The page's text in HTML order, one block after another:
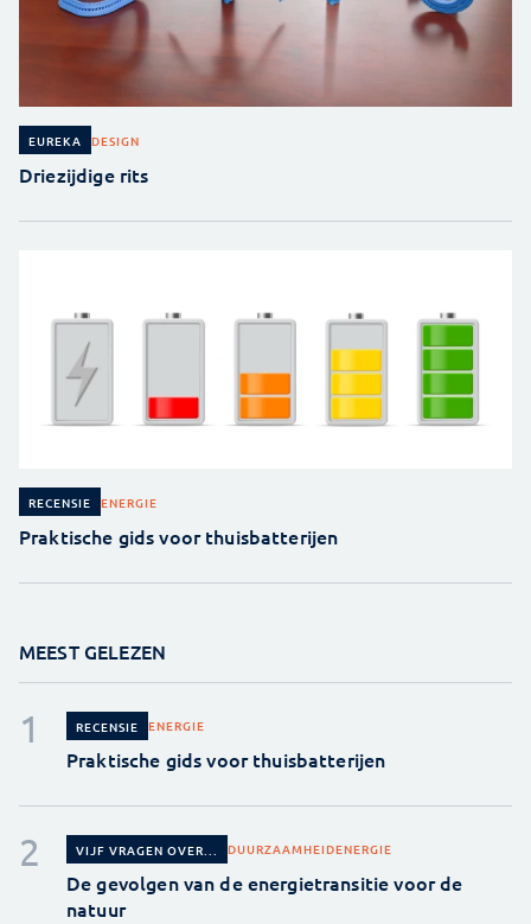
EUREKA DESIGN
Driezijdige rits
RECENSIE ENERGIE
Praktische gids voor thuisbatterijen
MEEST GELEZEN
RECENSIE ENERGIE
Praktische gids voor thuisbatterijen
VIJF VRAGEN OVER... DUURZAAMHEIDENERGIE
De gevolgen van de energietransitie voor de
natuur